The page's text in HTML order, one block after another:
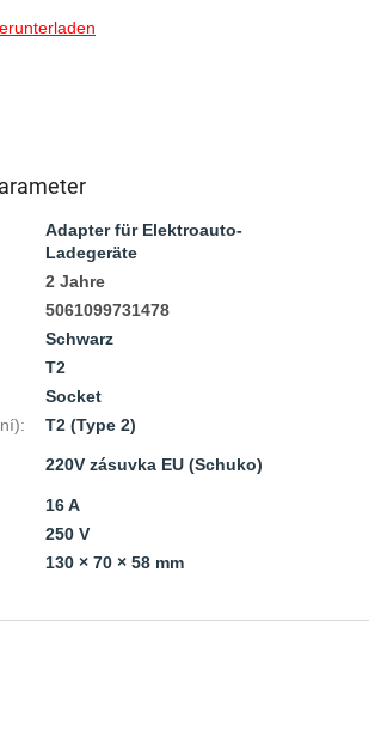
Adapter für Elektroauto-
Ladegeräte
2 Jahre
5061099731478
Schwarz
T2
Socket
:
T2 (Type 2)
220V zásuvka EU (Schuko)
16 A
250 V
130 × 70 × 58 mm